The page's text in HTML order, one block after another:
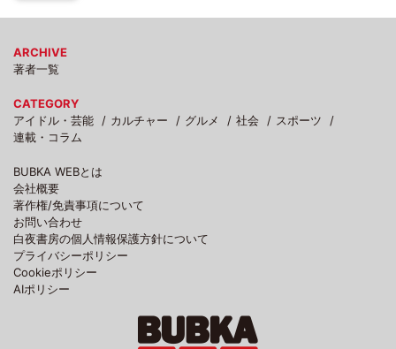
ARCHIVE
著者一覧
CATEGORY
アイドル・芸能
カルチャー グルメ 社会
スポーツ
連載・コラム
BUBKA WEBとは
会社概要
著作権/免責事項について
お問い合わせ
白夜書房の個人情報保護方針について
プライバシーポリシー
Cookieポリシー
AIポリシー